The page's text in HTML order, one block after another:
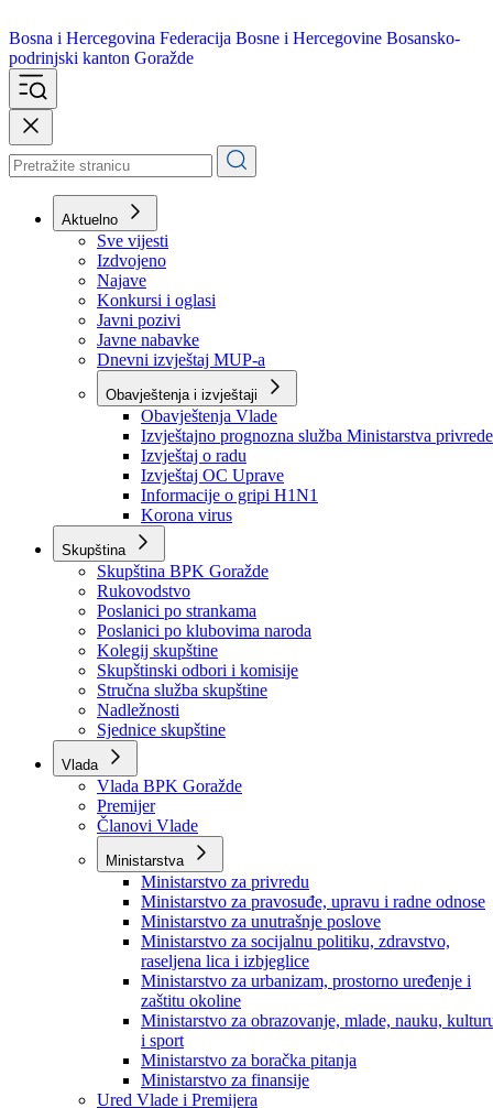
Bosna i Hercegovina
podrinjski kanton Goražde
Aktuelno
Sve vijesti
Izdvojeno
Najave
Konkursi i oglasi
Javni pozivi
Javne nabavke
Dnevni izvještaj MUP-a
Obavještenja i izvještaji
Obavještenja Vlade
Izvještajno prognozna služba Ministarstva privrede
Izvještaj o radu
Izvještaj OC Uprave
Informacije o gripi H1N1
Korona virus
Skupština
Skupština BPK Goražde
Rukovodstvo
Poslanici po strankama
Poslanici po klubovima naroda
Kolegij skupštine
Skupštinski odbori i komisije
Stručna služba skupštine
Nadležnosti
Sjednice skupštine
Vlada
Vlada BPK Goražde
Premijer
Članovi Vlade
Ministarstva
Ministarstvo za privredu
Ministarstvo za pravosuđe, upravu i radne odnose
Ministarstvo za unutrašnje poslove
Ministarstvo za socijalnu politiku, zdravstvo,
raseljena lica i izbjeglice
Ministarstvo za urbanizam, prostorno uređenje i
zaštitu okoline
Ministarstvo za obrazovanje, mlade, nauku,
i sport